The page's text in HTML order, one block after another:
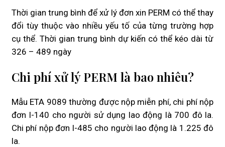
Thời gian trung bình để xử lý đơn xin PERM có thể thay
đổi tùy thuộc vào nhiều yếu tố của từng trường hợp
cụ thể. Thời gian trung bình dự kiến có thể kéo dài từ
326 – 489 ngày
Chi phí xử lý PERM là bao nhiêu?
Mẫu ETA 9089 thường được nộp miễn phí, chi phí nộp
đơn I-140 cho người sử dụng lao động là 700 đô la.
Chi phí nộp đơn I-485 cho người lao động là 1.225 đô
la.